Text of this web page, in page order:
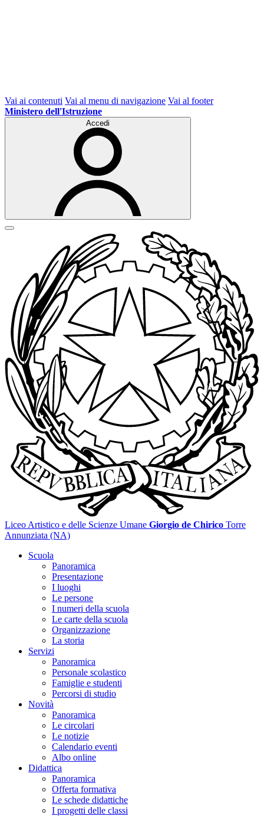
Vai ai contenuti Vai al menu di navigazione Vai al footer
Ministero dell'Istruzione
Accedi
Liceo Artistico e delle Scienze Umane Giorgio de Chirico Torre
Annunziata (NA)
Scuola
Panoramica
Presentazione
I luoghi
Le persone
I numeri della scuola
Le carte della scuola
Organizzazione
La storia
Servizi
Panoramica
Personale scolastico
Famiglie e studenti
Percorsi di studio
Novità
Panoramica
Le circolari
Le notizie
Calendario eventi
Albo online
Didattica
Panoramica
Offerta formativa
Le schede didattiche
I progetti delle classi